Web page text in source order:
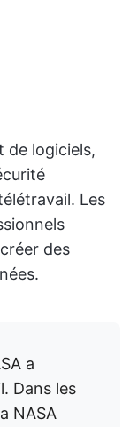
de logiciels,
Les
des
a
Dans les
NASA